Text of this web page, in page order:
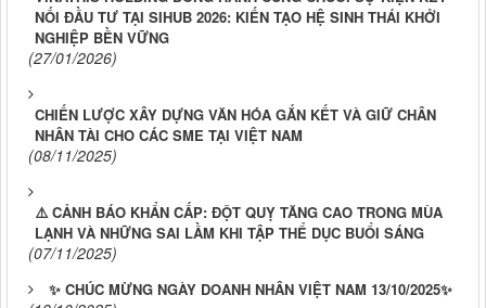
NỐI ĐẦU TƯ TẠI SIHUB 2026: KIẾN TẠO HỆ SINH THÁI KHỞI
NGHIỆP BỀN VỮNG
(27/01/2026)
CHIẾN LƯỢC XÂY DỰNG VĂN HÓA GẮN KẾT VÀ GIỮ CHÂN
NHÂN TÀI CHO CÁC SME TẠI VIỆT NAM
(08/11/2025)
⚠️ CẢNH BÁO KHẨN CẤP: ĐỘT QUỴ TĂNG CAO TRONG MÙA
LẠNH VÀ NHỮNG SAI LẦM KHI TẬP THỂ DỤC BUỔI SÁNG
(07/11/2025)
✨ CHÚC MỪNG NGÀY DOANH NHÂN VIỆT NAM 13/10/2025✨